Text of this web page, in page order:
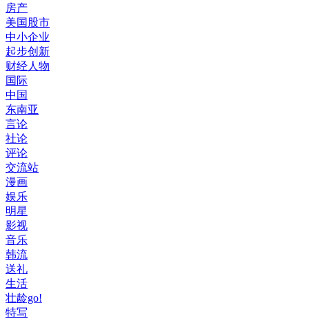
房产
美国股市
中小企业
起步创新
财经人物
国际
中国
东南亚
言论
社论
评论
交流站
漫画
娱乐
明星
影视
音乐
韩流
送礼
生活
壮龄go!
特写